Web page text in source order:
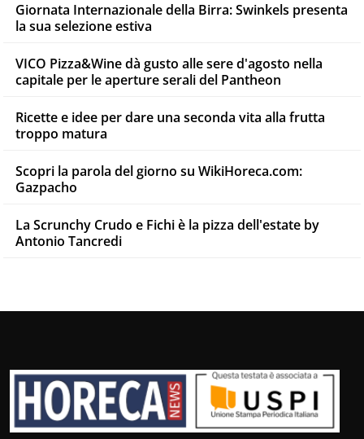
Giornata Internazionale della Birra: Swinkels presenta
la sua selezione estiva
VICO Pizza&Wine dà gusto alle sere d'agosto nella
capitale per le aperture serali del Pantheon
Ricette e idee per dare una seconda vita alla frutta
troppo matura
Scopri la parola del giorno su WikiHoreca.com:
Gazpacho
La Scrunchy Crudo e Fichi è la pizza dell'estate by
Antonio Tancredi